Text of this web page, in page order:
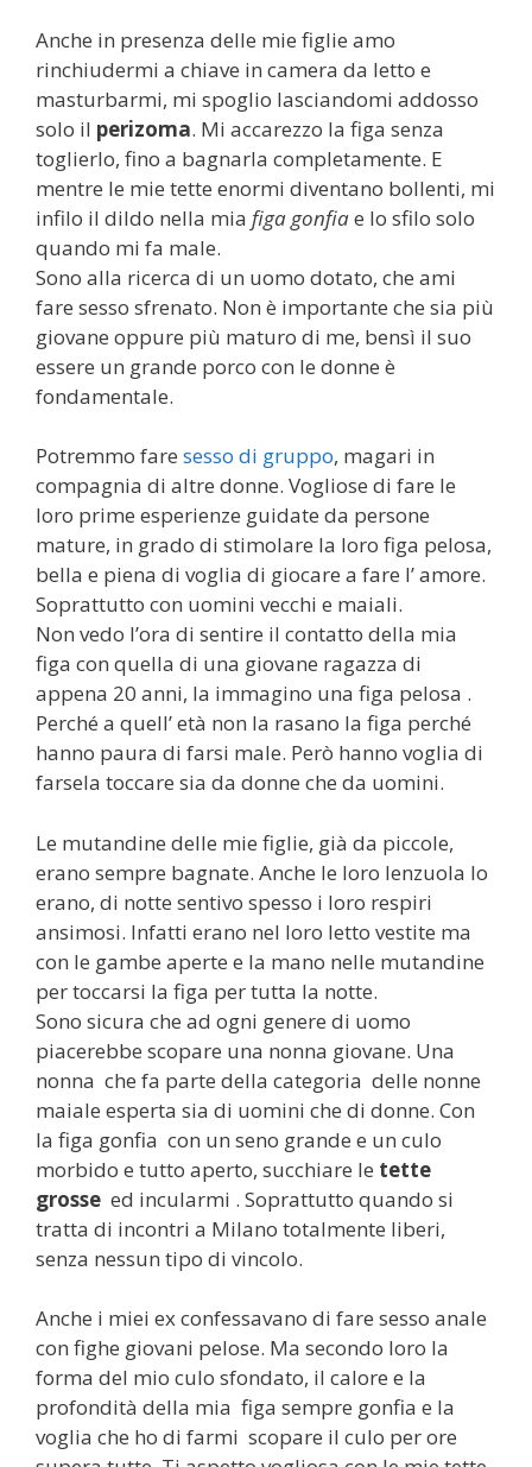
Anche in presenza delle mie figlie amo
rinchiudermi a chiave in camera da letto e
masturbarmi, mi spoglio lasciandomi addosso
solo il perizoma. Mi accarezzo la figa senza
toglierlo, fino a bagnarla completamente. E
mentre le mie tette enormi diventano bollenti, mi
infilo il dildo nella mia figa gonfiae lo sfilo solo
quando mi fa male.
Sono alla ricerca di un uomo dotato, che ami
fare sesso sfrenato. Non è importante che sia più
giovane oppure più maturo di me, bensì il suo
essere un grande porco con le donne è
fondamentale.
Potremmo fare sesso di gruppo, magari in
compagnia di altre donne. Vogliose di fare le
loro prime esperienze guidate da persone
mature, in grado di stimolare la loro figa pelosa,
bella e piena di voglia di giocare a fare l’ amore.
Soprattutto con uomini vecchi e maiali.
Non vedo l’ora di sentire il contatto della mia
figa con quella di una giovane ragazza di
appena 20 anni, la immagino una figa pelosa .
Perché a quell’ età non la rasano la figa perché
hanno paura di farsi male. Però hanno voglia di
farsela toccare sia da donne che da uomini.
Le mutandine delle mie figlie, già da piccole,
erano sempre bagnate. Anche le loro lenzuola lo
erano, di notte sentivo spesso i loro respiri
ansimosi. Infatti erano nel loro letto vestite ma
con le gambe aperte e la mano nelle mutandine
per toccarsi la figa per tutta la notte.
Sono sicura che ad ogni genere di uomo
piacerebbe scopare una nonna giovane. Una
nonna che fa parte della categoria delle nonne
maiale esperta sia di uomini che di donne. Con
la figa gonfia con un seno grande e un culo
morbido e tutto aperto, succhiare le tette
grosse ed incularmi . Soprattutto quando si
tratta di incontri a Milano totalmente liberi,
senza nessun tipo di vincolo.
Anche i miei ex confessavano di fare sesso anale
con fighe giovani pelose. Ma secondo loro la
forma del mio culo sfondato, il calore e la
profondità della mia figa sempre gonfia e la
voglia che ho di farmi scopare il culo per ore